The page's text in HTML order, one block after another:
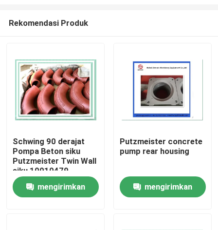
Rumah
Produk
Rekomendasi Produk
Schwing 90 derajat
Pompa Beton siku
Putzmeister Twin Wall
siku 10010479
mengirimkan
Putzmeister concrete
pump rear housing
mengirimkan